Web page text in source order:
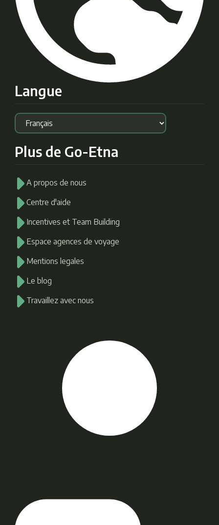
Langue
Plus de Go-Etna
A propos de nous
Centre d'aide
Incentives et Team Building
Espace agences de voyage
Mentions legales
Le blog
Travaillez avec nous